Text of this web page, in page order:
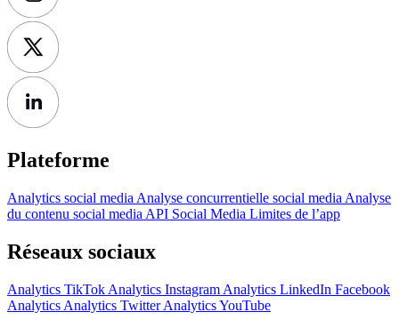
Plateforme
Analytics social media Analyse concurrentielle social media Analyse
du contenu social media API Social Media Limites de l’app
Réseaux sociaux
Analytics TikTok Analytics Instagram Analytics LinkedIn Facebook
Analytics Analytics TwitterAnalytics YouTube